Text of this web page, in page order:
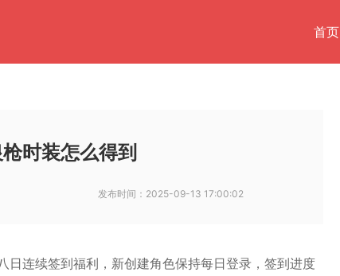
首页
时装怎么得到
发布时间： 2025-09-13 17:00:02
连续签到福利，新创建角色保持每日登录，签到进度